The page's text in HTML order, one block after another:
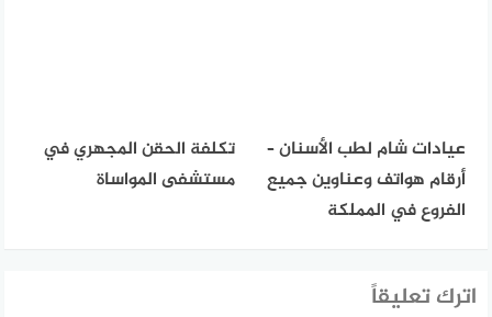
عيادات شام لطب الأسنان –
أرقام هواتف وعناوين جميع
الفروع في المملكة
تكلفة الحقن المجهري في
مستشفى المواساة
اترك تعليقاً